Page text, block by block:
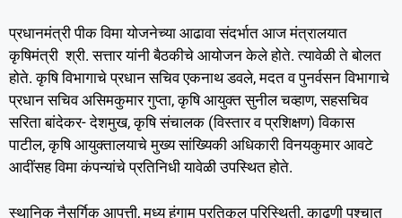
प्रधानमंत्री पीक विमा योजनेच्या आढावा संदर्भात आज मंत्रालयात
कृषिमंत्री श्री. सत्तार यांनी बैठकीचे आयोजन केले होते. त्यावेळी ते बोलत
होते. कृषि विभागाचे प्रधान सचिव एकनाथ डवले, मदत व पुनर्वसन विभागाचे
प्रधान सचिव असिमकुमार गुप्ता, कृषि आयुक्त सुनील चव्हाण, सहसचिव
सरिता बांदेकर- देशमुख, कृषि संचालक (विस्तार व प्रशिक्षण) विकास
पाटील, कृषि आयुक्तालयाचे मुख्य सांख्यिकी अधिकारी विनयकुमार आवटे
आदींसह विमा कंपन्यांचे प्रतिनिधी यावेळी उपस्थित होते.
स्थानिक नैसर्गिक आपत्ती, मध्य हंगाम प्रतिकूल परिस्थिती, काढणी पश्चात